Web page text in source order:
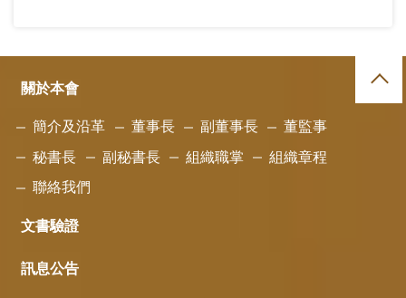
關於本會
簡介及沿革 董事長 副董事長 董監事
秘書長 副秘書長 組織職掌 組織章程
聯絡我們
文書驗證
訊息公告